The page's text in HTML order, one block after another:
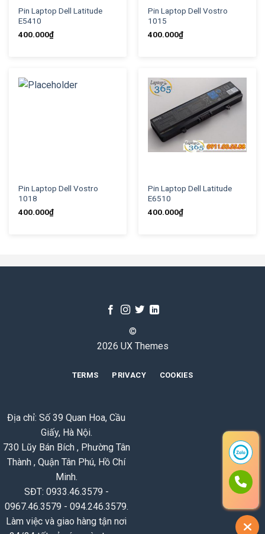
Pin Laptop Dell Latitude
E5410
400.000₫
Pin Laptop Dell Vostro
1015
400.000₫
Pin Laptop Dell Vostro
1018
400.000₫
Pin Laptop Dell Latitude
E6510
400.000₫
©
2026 UX Themes
TERMS PRIVACY COOKIES
Địa chỉ: Số 39 Quan Hoa, Cầu
Giấy, Hà Nội.
730 Lũy Bán Bích , Phường Tân
Thành , Quận Tân Phú, Hồ Chí
Minh.
SĐT: 0933.46.3579 -
0967.46.3579 - 094.246.3579.
Làm việc và giao hàng tận nơi